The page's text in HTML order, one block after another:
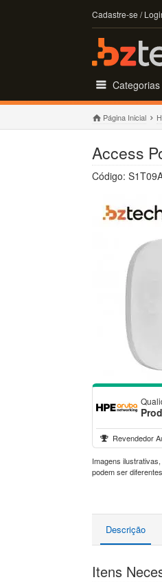
Cadastre-se /
Categorias
Página Inicial
Access
Código:
Revendedor
Imagens
podem ser
Descrição
Itens